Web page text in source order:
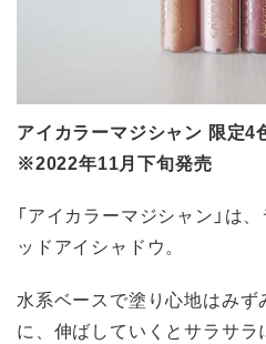
アイカラーマジシャン 限定4
※2022年11月下旬発売
「アイカラーマジシャン」は
ッドアイシャドウ。
水系ベースで塗り心地はみ
に、伸ばしていくとサラサラ